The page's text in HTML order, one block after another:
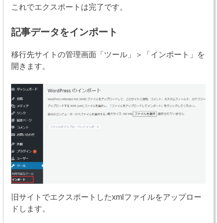
これでエクスポートは完了です。
記事データをインポート
移行先サイトの管理画面「ツール」＞「インポート」を
開きます。
旧サイトでエクスポートしたxmlファイルをアップロー
ドします。